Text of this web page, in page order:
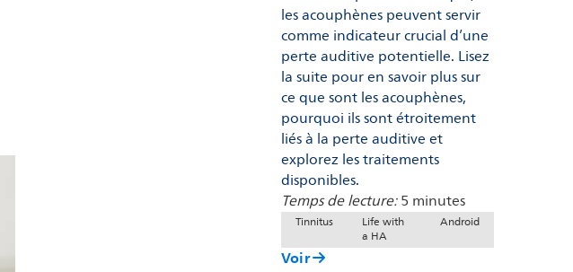
les acouphènes peuvent servir
comme indicateur crucial d’une
perte auditive potentielle. Lisez
la suite pour en savoir plus sur
ce que sont les acouphènes,
pourquoi ils sont étroitement
liés à la perte auditive et
explorez les traitements
disponibles.
Temps de lecture:5 minutes
Tinnitus Life with
a HA
Android
Voir